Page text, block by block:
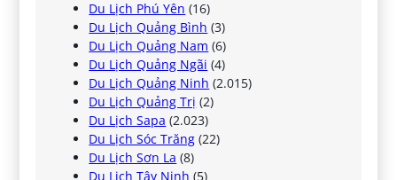
Du Lịch Phú Yên (16)
Du Lịch Quảng Bình (3)
Du Lịch Quảng Nam (6)
Du Lịch Quảng Ngãi (4)
Du Lịch Quảng Ninh (2.015)
Du Lịch Quảng Trị (2)
Du Lịch Sapa (2.023)
Du Lịch Sóc Trăng (22)
Du Lịch Sơn La (8)
Du Lịch Tây Ninh (5)